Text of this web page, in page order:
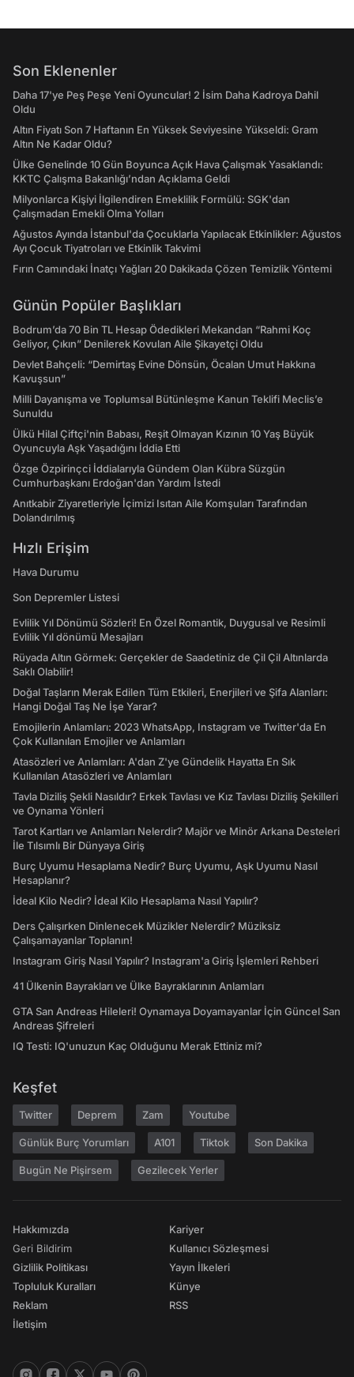
Son Eklenenler
Daha 17'ye Peş Peşe Yeni Oyuncular! 2 İsim Daha Kadroya Dahil
Oldu
Altın Fiyatı Son 7 Haftanın En Yüksek Seviyesine Yükseldi: Gram
Altın Ne Kadar Oldu?
Ülke Genelinde 10 Gün Boyunca Açık Hava Çalışmak Yasaklandı:
KKTC Çalışma Bakanlığı’ndan Açıklama Geldi
Milyonlarca Kişiyi İlgilendiren Emeklilik Formülü: SGK'dan
Çalışmadan Emekli Olma Yolları
Ağustos Ayında İstanbul'da Çocuklarla Yapılacak Etkinlikler: Ağustos
Ayı Çocuk Tiyatroları ve Etkinlik Takvimi
Fırın Camındaki İnatçı Yağları 20 Dakikada Çözen Temizlik Yöntemi
Günün Popüler Başlıkları
Bodrum’da 70 Bin TL Hesap Ödedikleri Mekandan “Rahmi Koç
Geliyor, Çıkın” Denilerek Kovulan Aile Şikayetçi Oldu
Devlet Bahçeli: “Demirtaş Evine Dönsün, Öcalan Umut Hakkına
Kavuşsun”
Milli Dayanışma ve Toplumsal Bütünleşme Kanun Teklifi Meclis’e
Sunuldu
Ülkü Hilal Çiftçi'nin Babası, Reşit Olmayan Kızının 10 Yaş Büyük
Oyuncuyla Aşk Yaşadığını İddia Etti
Özge Özpirinçci İddialarıyla Gündem Olan Kübra Süzgün
Cumhurbaşkanı Erdoğan'dan Yardım İstedi
Anıtkabir Ziyaretleriyle İçimizi Isıtan Aile Komşuları Tarafından
Dolandırılmış
Hızlı Erişim
Hava Durumu
Son Depremler Listesi
Evlilik Yıl Dönümü Sözleri! En Özel Romantik, Duygusal ve Resimli
Evlilik Yıl dönümü Mesajları
Rüyada Altın Görmek: Gerçekler de Saadetiniz de Çil Çil Altınlarda
Saklı Olabilir!
Doğal Taşların Merak Edilen Tüm Etkileri, Enerjileri ve Şifa Alanları:
Hangi Doğal Taş Ne İşe Yarar?
Emojilerin Anlamları: 2023 WhatsApp, Instagram ve Twitter'da En
Çok Kullanılan Emojiler ve Anlamları
Atasözleri ve Anlamları: A'dan Z'ye Gündelik Hayatta En Sık
Kullanılan Atasözleri ve Anlamları
Tavla Diziliş Şekli Nasıldır? Erkek Tavlası ve Kız Tavlası Diziliş Şekilleri
ve Oynama Yönleri
Tarot Kartları ve Anlamları Nelerdir? Majör ve Minör Arkana Desteleri
İle Tılsımlı Bir Dünyaya Giriş
Burç Uyumu Hesaplama Nedir? Burç Uyumu, Aşk Uyumu Nasıl
Hesaplanır?
İdeal Kilo Nedir? İdeal Kilo Hesaplama Nasıl Yapılır?
Ders Çalışırken Dinlenecek Müzikler Nelerdir? Müziksiz
Çalışamayanlar Toplanın!
Instagram Giriş Nasıl Yapılır? Instagram'a Giriş İşlemleri Rehberi
41 Ülkenin Bayrakları ve Ülke Bayraklarının Anlamları
GTA San Andreas Hileleri! Oynamaya Doyamayanlar İçin Güncel San
Andreas Şifreleri
IQ Testi: IQ'unuzun Kaç Olduğunu Merak Ettiniz mi?
Keşfet
Twitter Deprem Zam Youtube
Günlük Burç Yorumları A101 Tiktok Son Dakika
Bugün Ne Pişirsem Gezilecek Yerler
Hakkımızda
Geri Bildirim
Gizlilik Politikası
Topluluk Kuralları
Reklam
İletişim
Kariyer
Kullanıcı Sözleşmesi
Yayın İlkeleri
Künye
RSS